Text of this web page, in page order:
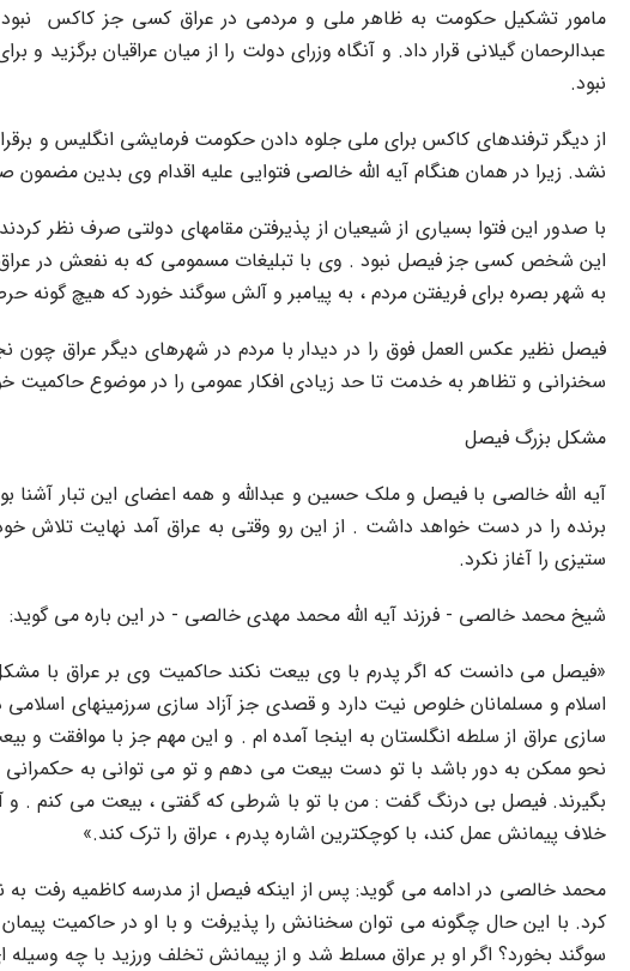
مامور تشکیل حکومت به ظاهر ملى و مردمى در عراق کسى جز کاکس ‍ نبود.
عبدالرحمان گیلانى قرار داد. و آنگاه وزراى دولت را از میان عراقیان
نبود.
از دیگر ترفندهاى کاکس براى ملى جلوه دادن حکومت فرمایشى انگلیس و
نشد. زیرا در همان هنگام آیه الله خالصى فتوایى علیه اقدام وى بدین
با صدور این فتوا بسیارى از شیعیان از پذیرفتن مقامهاى دولتى صرف نظر
این شخص کسى جز فیصل نبود . وى با تبلیغات مسمومى که به نفعش در
به شهر بصره براى فریفتن مردم ، به پیامبر و آلش سوگند خورد که هیچ
فیصل نظیر عکس العمل فوق را در دیدار با مردم در شهرهاى دیگر عراق چون
سخنرانى و تظاهر به خدمت تا حد زیادى افکار عمومى را در موضوع
مشکل بزرگ فیصل
آیه الله خالصى با فیصل و ملک حسین و عبدالله و همه اعضاى این تبار
برنده را در دست خواهد داشت . از این رو وقتى به عراق آمد نهایت تلاش
ستیزى را آغاز نکرد.
شیخ محمد خالصى - فرزند آیه الله محمد مهدى خالصى - در این باره مى گوید:
«فیصل مى دانست که اگر پدرم با وى بیعت نکند حاکمیت وى بر عراق
اسلام و مسلمانان خلوص نیت دارد و قصدى جز آزاد سازى سرزمینهاى اسلامى
سازى عراق از سلطه انگلستان به اینجا آمده ام . و این مهم جز با موافقت
نحو ممکن به دور باشد با تو دست بیعت مى دهم و تو مى توانى به حکمرانى در
بگیرند. فیصل بى درنگ گفت : من با تو با شرطى که گفتى ، بیعت مى کنم . و
خلاف پیمانش عمل کند، با کوچکترین اشاره پدرم ، عراق را ترک کند.»
محمد خالصى در ادامه مى گوید: پس از اینکه فیصل از مدرسه کاظمیه رفت
کرد. با این حال چگونه مى توان سخنانش را پذیرفت و با او در حاکمیت
سوگند بخورد؟ اگر او بر عراق مسلط شد و از پیمانش تخلف ورزید با چه